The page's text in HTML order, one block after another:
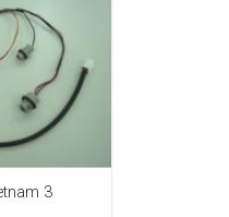
3